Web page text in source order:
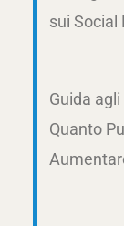
sui Social
Guida
Quanto